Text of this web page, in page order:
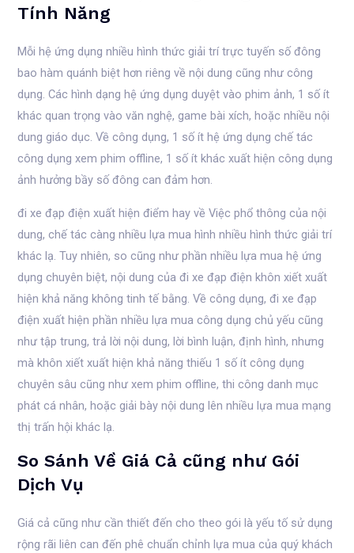
Tính Năng
Mỗi hệ ứng dụng nhiều hình thức giải trí trực tuyến số đông
bao hàm quánh biệt hơn riêng về nội dung cũng như công
dụng. Các hình dạng hệ ứng dụng duyệt vào phim ảnh, 1 số ít
khác quan trọng vào văn nghệ, game bài xích, hoặc nhiều nội
dung giáo dục. Về công dụng, 1 số ít hệ ứng dụng chế tác
công dụng xem phim offline, 1 số ít khác xuất hiện công dụng
ảnh hưởng bầy số đông can đảm hơn.
đi xe đạp điện xuất hiện điểm hay về Việc phổ thông của nội
dung, chế tác càng nhiều lựa mua hình nhiều hình thức giải trí
khác lạ. Tuy nhiên, so cũng như phần nhiều lựa mua hệ ứng
dụng chuyên biệt, nội dung của đi xe đạp điện khôn xiết xuất
hiện khả năng không tinh tế bằng. Về công dụng, đi xe đạp
điện xuất hiện phần nhiều lựa mua công dụng chủ yếu cũng
như tập trung, trả lời nội dung, lời bình luận, định hình, nhưng
mà khôn xiết xuất hiện khả năng thiếu 1 số ít công dụng
chuyên sâu cũng như xem phim offline, thi công danh mục
phát cá nhân, hoặc giải bày nội dung lên nhiều lựa mua mạng
thị trấn hội khác lạ.
So Sánh Về Giá Cả cũng như Gói
Dịch Vụ
Giá cả cũng như cần thiết đến cho theo gói là yếu tố sử dụng
rộng rãi liên can đến phê chuẩn chỉnh lựa mua của quý khách